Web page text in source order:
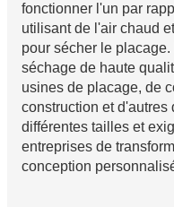
fonctionner l'un par
utilisant de l'air chaud
pour sécher le
séchage de haute
usines de placage, de
construction et d'autres
différentes tailles et
entreprises de
conception